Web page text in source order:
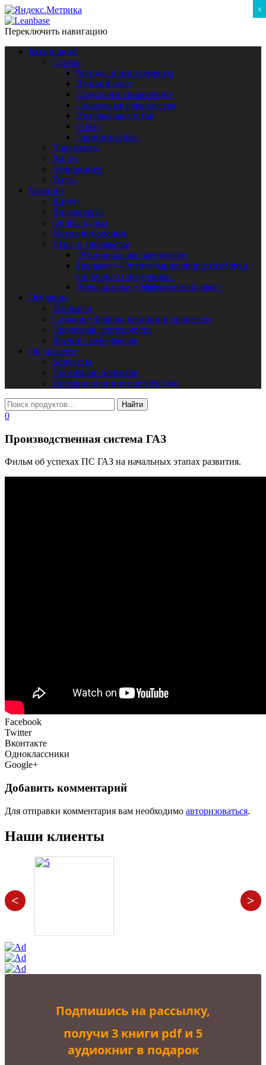
Переключить навигацию
База знаний
Статьи
Методы и инструменты
Лучший опыт
Психология изменений
Пошаговые руководства
Интересные статьи
O lean
Принципы lean
Документы
Видео
Аудиокниги
Тесты
Магазин
Книги
Видеокурсы
On-line курсы
Методики оценки
Игры и тренажёры
«Рациональный менеджер»
Тренажёр «Оптимизация процесса сборки
вилочного погрузчика»
Деловая игра «Эффективный офис»
Обучение
Тренинги
Создание Фабрик имитации процессов
Проектная деятельность
Коучинг менеджеров
Об эксперте
Контакты
Портфолио проектов
Информационное партнёрство
0
Производственная система ГАЗ
Фильм об успехах ПС ГАЗ на начальных этапах развития.
Facebook
Twitter
Вконтакте
Одноклассники
Google+
Добавить комментарий
Для отправки комментария вам необходимо авторизоваться.
Наши клиенты
< >
Подпишись на рассылку,
получи 3 книги pdf и 5
аудиокниг в подарок
x